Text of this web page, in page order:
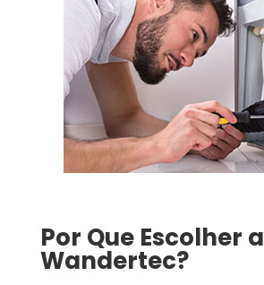
Por Que Escolher a
Wandertec?